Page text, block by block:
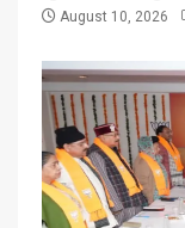
August 10, 2026